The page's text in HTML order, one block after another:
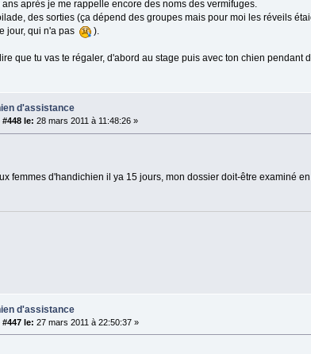
après je me rappelle encore des noms des vermifuges.
des sorties (ça dépend des groupes mais pour moi les réveils
jour, qui n'a pas
).
que tu vas te régaler, d'abord au stage puis avec ton chien pendant
d'assistance
#448 le: 28 mars 2011 à 11:48:26 »
femmes d'handichien il ya 15 jours, mon dossier doit-être examiné
d'assistance
le: 27 mars 2011 à 22:50:37 »